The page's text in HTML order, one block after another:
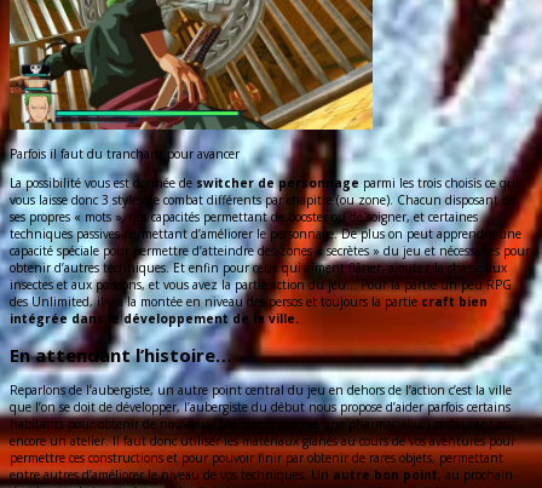
Parfois il faut du tranchant pour avancer
La possibilité vous est donnée de switcher de personnage parmi les trois choisis ce qui
vous laisse donc 3 styles de combat différents par chapitre (ou zone). Chacun disposant de
ses propres « mots », des capacités permettant de booster ou de soigner, et certaines
techniques passives permettant d’améliorer le personnage. De plus on peut apprendre une
capacité spéciale pour permettre d’atteindre des zones « secrètes » du jeu et nécessaires pour
obtenir d’autres techniques. Et enfin pour ceux qui aiment flâner, ajoutez la chasse aux
insectes et aux poissons, et vous avez la partie action du jeu… Pour la partie un peu RPG
des Unlimited, il y a la montée en niveau des persos et toujours la partie craft bien
intégrée dans le développement de la ville.
En attendant l’histoire…
Reparlons de l’aubergiste, un autre point central du jeu en dehors de l’action c’est la ville
que l’on se doit de développer, l’aubergiste du début nous propose d’aider parfois certains
habitants pour obtenir de nouveaux bâtiments comme une pharmacie, un restaurant ou
encore un atelier. Il faut donc utiliser les matériaux glanés au cours de vos aventures pour
permettre ces constructions et pour pouvoir finir par obtenir de rares objets, permettant
entre autres d’améliorer le niveau de vos techniques. Un autre bon point, au prochain